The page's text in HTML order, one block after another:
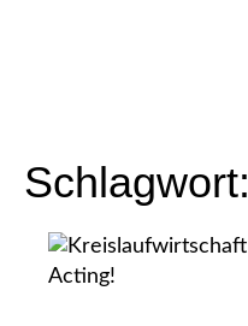
Schlagwort: